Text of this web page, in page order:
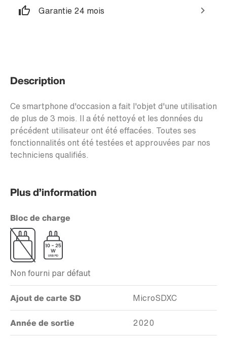
Garantie 24 mois
Description
Ce smartphone d'occasion a fait l'objet d'une utilisation
de plus de 3 mois. Il a été nettoyé et les données du
précédent utilisateur ont été effacées. Toutes ses
fonctionnalités ont été testées et approuvées par nos
techniciens qualifiés.
Plus d’information
Bloc de charge
Non fourni par défaut
Ajout de carte SD MicroSDXC
Année de sortie 2020